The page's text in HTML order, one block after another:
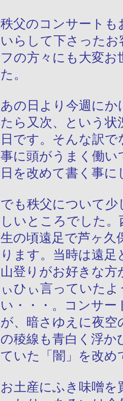
秩父のコンサート
いらして下さった
フの方々にも大変
た。
あの日より今週に
たら又次、という状
日です。そんな訳
事に頭がうまく働
日を改めて書く事に
でも秩父について
しいところでした
生の頃遠足で芦ヶ久
ります。当時は遠
山登りがお好きな
ぃひぃ言っていた
い・・・。コンサ
が、暗さゆえに夜
の稜線も青白く浮
ていた「闇」を改
お土産にふき味噌